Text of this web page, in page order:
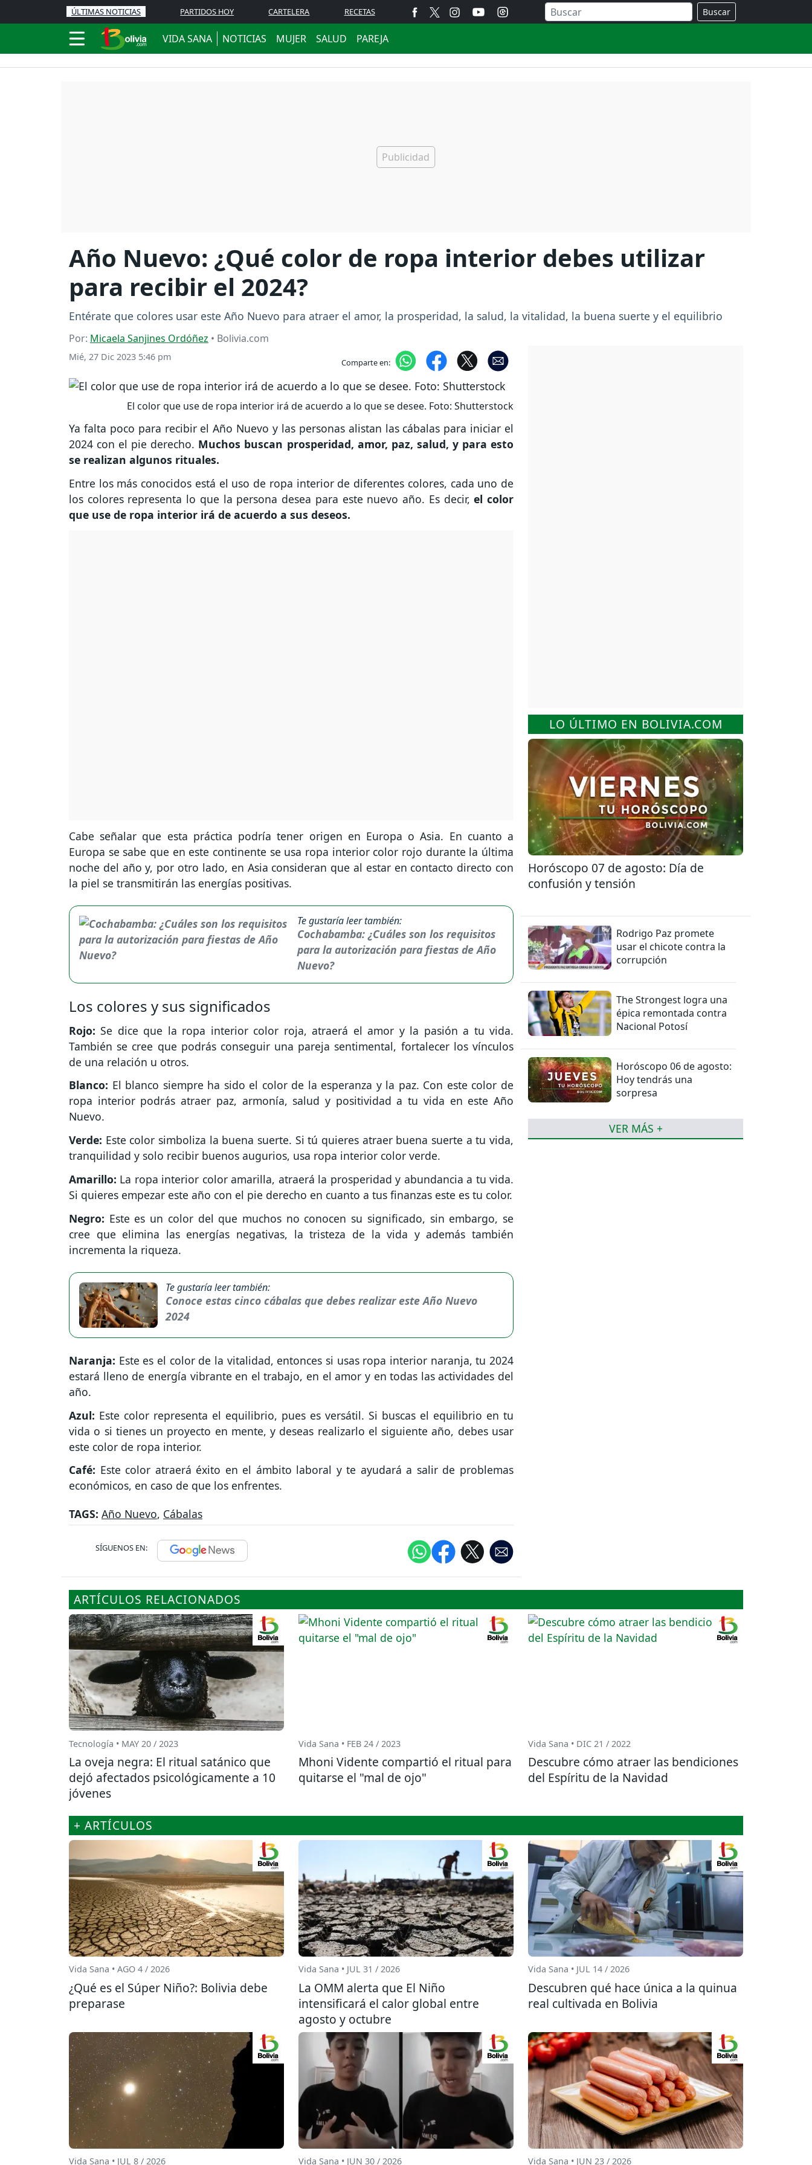
ÚLTIMAS NOTICIAS PARTIDOS HOY CARTELERA RECETAS Buscar
VIDA SANA NOTICIAS MUJER SALUD PAREJA
Año Nuevo: ¿Qué color de ropa interior debes utilizar
para recibir el 2024?
Entérate que colores usar este Año Nuevo para atraer el amor, la prosperidad, la salud, la vitalidad, la buena suerte y el equilibrio
Por: Micaela Sanjines Ordóñez • Bolivia.com
Mié, 27 Dic 2023 5:46 pm Comparte en:
El color que use de ropa interior irá de acuerdo a lo que se desee. Foto: Shutterstock
Ya falta poco para recibir el Año Nuevo y las personas alistan las cábalas para iniciar el
2024 con el pie derecho. Muchos buscan prosperidad, amor, paz, salud, y para esto
se realizan algunos rituales.
Entre los más conocidos está el uso de ropa interior de diferentes colores, cada uno de
los colores representa lo que la persona desea para este nuevo año. Es decir, el color
que use de ropa interior irá de acuerdo a sus deseos.
Cabe señalar que esta práctica podría tener origen en Europa o Asia. En cuanto a
Europa se sabe que en este continente se usa ropa interior color rojo durante la última
noche del año y, por otro lado, en Asia consideran que al estar en contacto directo con
la piel se transmitirán las energías positivas.
Te gustaría leer también:
Cochabamba: ¿Cuáles son los requisitos
para la autorización para fiestas de Año
Nuevo?
Los colores y sus significados
Rojo: Se dice que la ropa interior color roja, atraerá el amor y la pasión a tu vida.
También se cree que podrás conseguir una pareja sentimental, fortalecer los vínculos
de una relación u otros.
Blanco: El blanco siempre ha sido el color de la esperanza y la paz. Con este color de
ropa interior podrás atraer paz, armonía, salud y positividad a tu vida en este Año
Nuevo.
Verde: Este color simboliza la buena suerte. Si tú quieres atraer buena suerte a tu vida,
tranquilidad y solo recibir buenos augurios, usa ropa interior color verde.
Amarillo: La ropa interior color amarilla, atraerá la prosperidad y abundancia a tu vida.
Si quieres empezar este año con el pie derecho en cuanto a tus finanzas este es tu color.
Negro: Este es un color del que muchos no conocen su significado, sin embargo, se
cree que elimina las energías negativas, la tristeza de la vida y además también
incrementa la riqueza.
Te gustaría leer también:
Conoce estas cinco cábalas que debes realizar este Año Nuevo
2024
Naranja: Este es el color de la vitalidad, entonces si usas ropa interior naranja, tu 2024
estará lleno de energía vibrante en el trabajo, en el amor y en todas las actividades del
año.
Azul: Este color representa el equilibrio, pues es versátil. Si buscas el equilibrio en tu
vida o si tienes un proyecto en mente, y deseas realizarlo el siguiente año, debes usar
este color de ropa interior.
Café: Este color atraerá éxito en el ámbito laboral y te ayudará a salir de problemas
económicos, en caso de que los enfrentes.
TAGS: Año Nuevo, Cábalas
SÍGUENOS EN:
LO ÚLTIMO EN BOLIVIA.COM
Horóscopo 07 de agosto: Día de
confusión y tensión
Rodrigo Paz promete
usar el chicote contra la
corrupción
The Strongest logra una
épica remontada contra
Nacional Potosí
Horóscopo 06 de agosto:
Hoy tendrás una
sorpresa
VER MÁS +
ARTÍCULOS RELACIONADOS
Tecnología • MAY 20 / 2023
La oveja negra: El ritual satánico que
dejó afectados psicológicamente a 10
jóvenes
Vida Sana • FEB 24 / 2023
Mhoni Vidente compartió el ritual para
quitarse el "mal de ojo"
Vida Sana • DIC 21 / 2022
Descubre cómo atraer las bendiciones
del Espíritu de la Navidad
+ ARTÍCULOS
Vida Sana • AGO 4 / 2026
¿Qué es el Súper Niño?: Bolivia debe
preparase
Vida Sana • JUL 31 / 2026
La OMM alerta que El Niño
intensificará el calor global entre
agosto y octubre
Vida Sana • JUL 14 / 2026
Descubren qué hace única a la quinua
real cultivada en Bolivia
Vida Sana • JUL 8 / 2026 Vida Sana • JUN 30 / 2026 Vida Sana • JUN 23 / 2026